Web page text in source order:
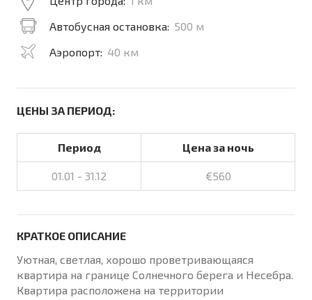
Автобусная остановка: 500 м
Аэропорт: 40 км
ЦЕНЫ ЗА ПЕРИОД:
Период Цена за ночь
01.01 - 31.12 €560
КРАТКОЕ ОПИСАНИЕ
Уютная, светлая, хорошо проветривающаяся
квартира на границе Солнечного берега и Несебра.
Квартира расположена на территории